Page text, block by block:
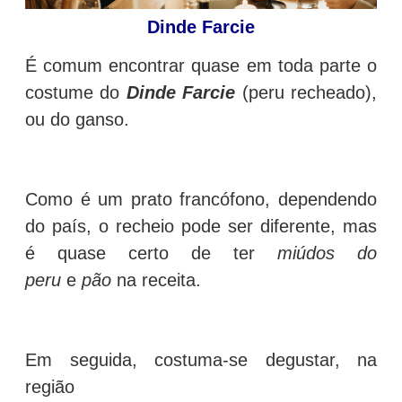
Dinde Farcie
É comum encontrar quase em toda parte o
costume do Dinde Farcie (peru recheado),
ou do ganso.
Como é um prato francófono, dependendo
do país, o recheio pode ser diferente, mas
é quase certo de ter miúdos do
peru e pão na receita.
Em seguida, costuma-se degustar, na
região